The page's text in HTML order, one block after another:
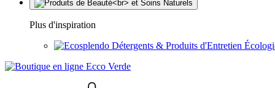
Plus d'inspiration
Détergents & Produits d'Entretien